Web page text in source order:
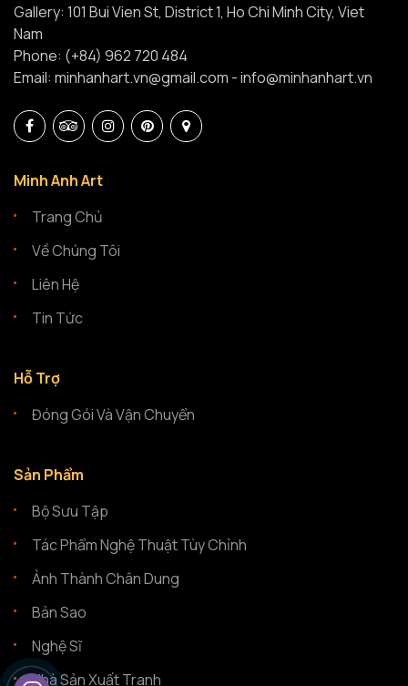
Gallery: 101 Bui Vien St, District 1, Ho Chi Minh City, Viet
Nam
Phone: (+84) 962 720 484
Email: minhanhart.vn@gmail.com - info@minhanhart.vn
Minh Anh Art
Trang Chủ
Về Chúng Tôi
Liên Hệ
Tin Tức
Hỗ Trợ
Đóng Gói Và Vận Chuyển
Sản Phẩm
Bộ Sưu Tập
Tác Phẩm Nghệ Thuật Tùy Chỉnh
Ảnh Thành Chân Dung
Bản Sao
Nghệ Sĩ
Nhà Sản Xuất Tranh